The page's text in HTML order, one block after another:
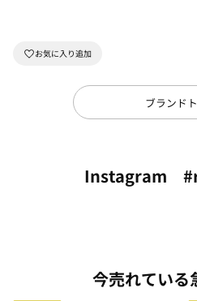
ブランド
Instagram
今売れている